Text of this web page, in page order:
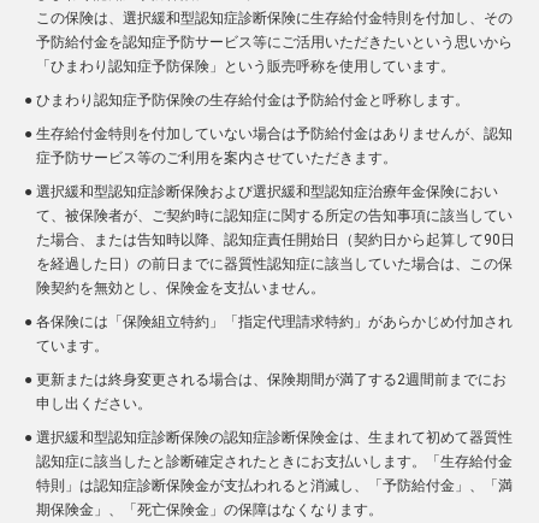
この保険は、選択緩和型認知症診断保険に生存給付金特則を付加し、その
予防給付金を認知症予防サービス等にご活用いただきたいという思いから
「ひまわり認知症予防保険」という販売呼称を使用しています。
● ひまわり認知症予防保険の生存給付金は予防給付金と呼称します。
● 生存給付金特則を付加していない場合は予防給付金はありませんが、認知
症予防サービス等のご利用を案内させていただきます。
● 選択緩和型認知症診断保険および選択緩和型認知症治療年金保険におい
て、被保険者が、ご契約時に認知症に関する所定の告知事項に該当してい
た場合、または告知時以降、認知症責任開始日（契約日から起算して90日
を経過した日）の前日までに器質性認知症に該当していた場合は、この保
険契約を無効とし、保険金を支払いません。
● 各保険には「保険組立特約」「指定代理請求特約」があらかじめ付加され
ています。
● 更新または終身変更される場合は、保険期間が満了する2週間前までにお
申し出ください。
● 選択緩和型認知症診断保険の認知症診断保険金は、生まれて初めて器質性
認知症に該当したと診断確定されたときにお支払いします。「生存給付金
特則」は認知症診断保険金が支払われると消滅し、「予防給付金」、「満
期保険金」、「死亡保険金」の保障はなくなります。